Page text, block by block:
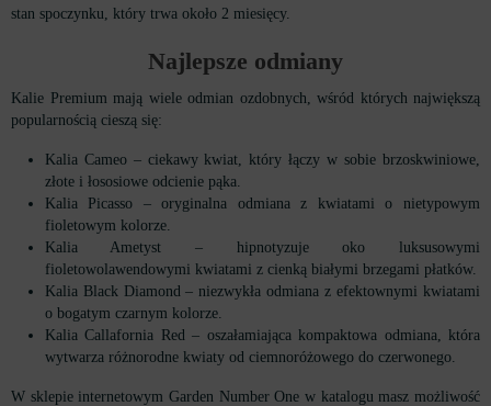
stan spoczynku, który trwa około 2 miesięcy.
Najlepsze odmiany
Kalie Premium mają wiele odmian ozdobnych, wśród których największą
popularnością cieszą się:
Kalia Cameo – ciekawy kwiat, który łączy w sobie brzoskwiniowe,
złote i łososiowe odcienie pąka.
Kalia Picasso – oryginalna odmiana z kwiatami o nietypowym
fioletowym kolorze.
Kalia Ametyst – hipnotyzuje oko luksusowymi
fioletowolawendowymi kwiatami z cienką białymi brzegami płatków.
Kalia Black Diamond – niezwykła odmiana z efektownymi kwiatami
o bogatym czarnym kolorze.
Kalia Callafornia Red – oszałamiająca kompaktowa odmiana, która
wytwarza różnorodne kwiaty od ciemnoróżowego do czerwonego.
W sklepie internetowym Garden Number One w katalogu masz możliwość